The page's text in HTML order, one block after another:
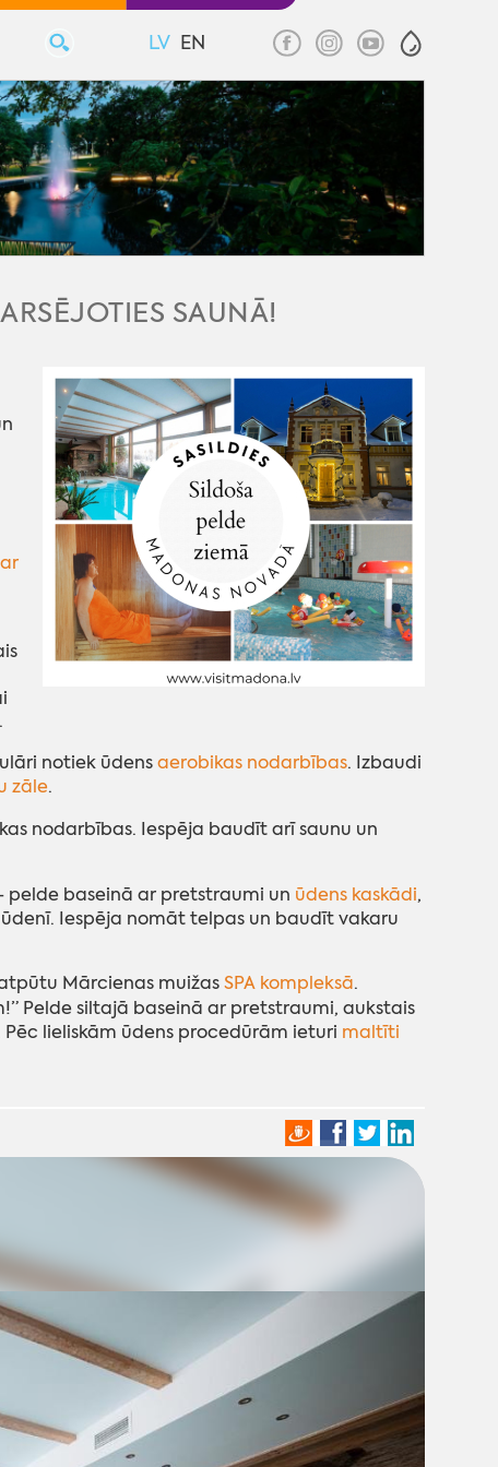
LV EN
SAUNĀ!
.
notiek ūdensaerobikas nodarbības. Izbaudi
zāle.
nodarbības. Iespēja baudīt arī saunu un
pelde baseinā ar pretstraumi un ūdens kaskādi,
Iespēja nomāt telpas un baudīt vakaru
Mārcienas muižasSPA kompleksā.
Pelde siltajā baseinā ar pretstraumi, aukstais
lieliskām ūdens procedūrām ieturi maltīti